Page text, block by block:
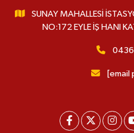
SUNAY MAHALLESİ
NO:172 EYLE İŞ HANI